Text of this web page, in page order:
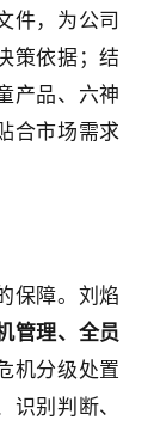
件，为公司
策依据；结
产品、六神
合市场需求
保障。刘焰
管理、全员
机分级处置
识别判断、